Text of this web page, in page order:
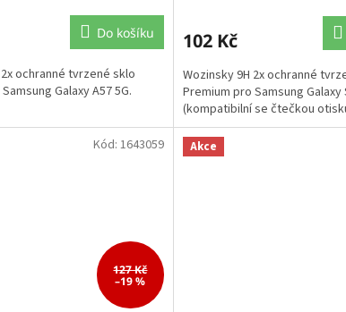
Do košíku
ochranné tvrzené sklo
Galaxy A57 5G.
102 Kč
Wozinsky 9H 2x ochranné
Premium pro Samsung Galaxy
(kompatibilní se čtečkou
127 Kč
–19 %
Kód: 1643059 Akce